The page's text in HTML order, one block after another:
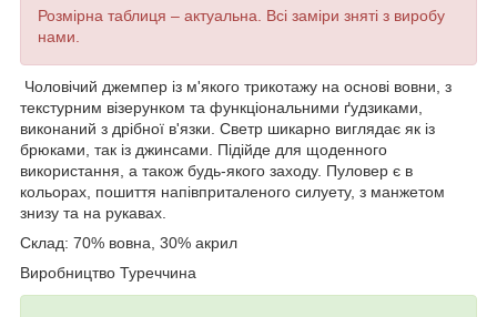
Розмірна таблиця – актуальна. Всі заміри зняті з виробу
нами.
Чоловічий джемпер із м'якого трикотажу на основі вовни, з
текстурним візерунком та функціональними ґудзиками
виконаний з дрібної в'язки. Светр шикарно виглядає як із
брюками, так із джинсами. Підійде для щоденного
використання, а також будь-якого заходу. Пуловер є в
кольорах, пошиття напівприталеного силуету, з манжетом
знизу та на рукавах.
Склад: 70% вовна, 30% акрил
Виробництво Туреччина